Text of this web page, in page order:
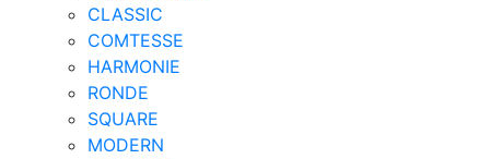
CLASSIC
COMTESSE
HARMONIE
RONDE
SQUARE
MODERN